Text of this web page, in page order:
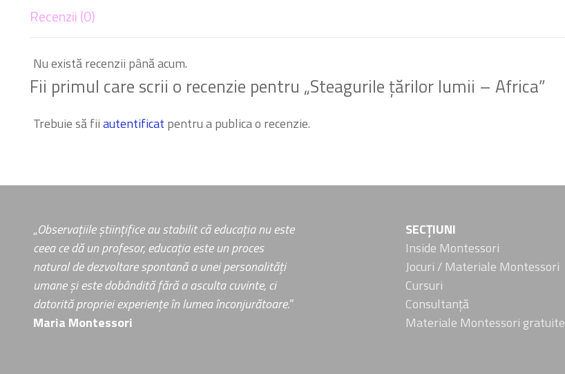
Recenzii (0)
Nu există recenzii până acum.
Fii primul care scrii o recenzie pentru „Steagurile țărilor lumii – Africa”
Trebuie să fiiautentificat pentru a publica o recenzie.
„Observațiile științifice au stabilit că educația nu este
ceea ce dă un profesor, educația este un proces
natural de dezvoltare spontană a unei personalități
umane și este dobândită fără a asculta cuvinte, ci
datorită propriei experiențe în lumea înconjurătoare.”
Maria Montessori
SECȚIUNI
Inside Montessori
Jocuri / Materiale Montessori
Cursuri
Consultanță
Materiale Montessori gratuite